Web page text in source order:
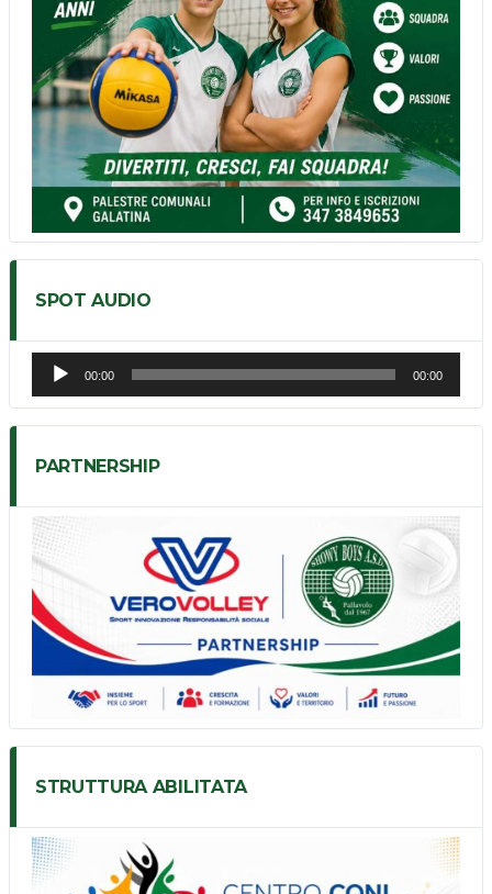
SPOT AUDIO
Audio
Player
00:00 00:00
PARTNERSHIP
STRUTTURA ABILITATA